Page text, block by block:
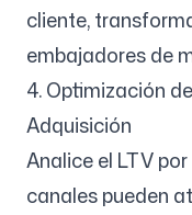
cliente,
embajadores de
4. Optimización
Adquisición
Analice el LTV
canales pueden